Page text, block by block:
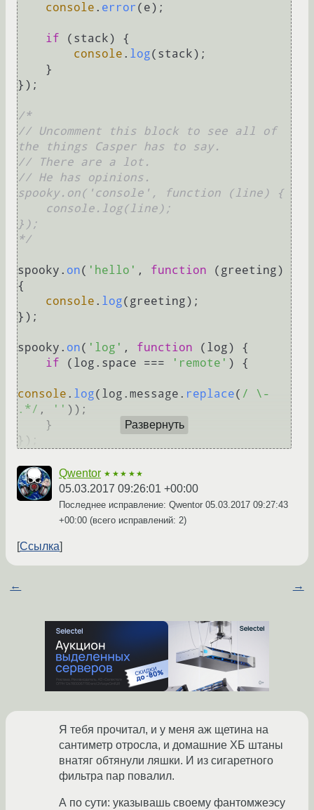
console . error (e);
if (stack) {
console . log(stack);
});
/*
// Uncomment this block to see all of
the things Casper has to say.
// There are a lot.
// He has opinions.
spooky.on('console', function (line) {
});
*/
spooky. on( 'hello' , function ( greeting)
{
console . log(greeting);
});
spooky. on( 'log' , function ( log) {
if (log. space === 'remote' ) {
console . log(log. message . replace( / \-
.*/ , '' ));
Развернуть
Qwentor ★★★★★
05.03.2017 09:26:01 +00:00
Последнее исправление: Qwentor 05.03.2017 09:27:43
+00:00 (всего исправлений: 2)
Ссылка
← →
Я тебя прочитал, и у меня аж щетина на
сантиметр отросла, и домашние ХБ штаны
внатяг обтянули ляшки. И из сигаретного
фильтра пар повалил.
А по сути: указывашь своему фантомжеэсу